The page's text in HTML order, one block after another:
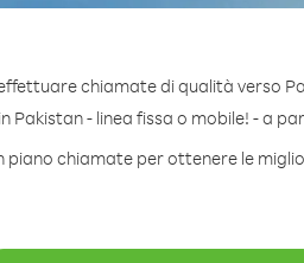
chiamate di qualità verso
Pakistan - linea fissa o mobile! - a
chiamate per ottenere le